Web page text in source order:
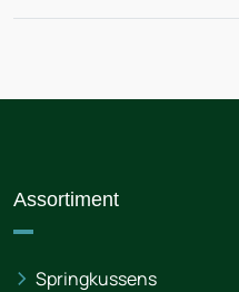
Assortiment
Springkussens